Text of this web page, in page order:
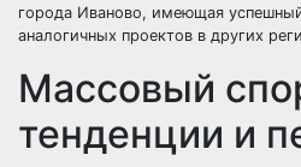
города Иваново, имеющая
аналогичных проектов в других
Массовый
тенденции и